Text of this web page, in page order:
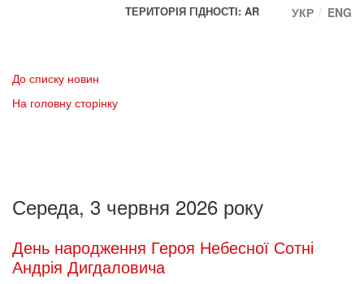
ТЕРИТОРІЯ ГІДНОСТІ: AR
УКР ENG
До списку новин
На головну сторінку
Середа, 3 червня 2026 року
День народження Героя Небесної Сотні
Андрія Дигдаловича